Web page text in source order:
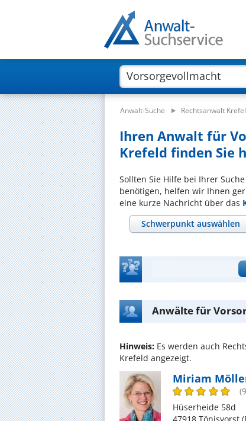
Anwalt-Suche Rechtsanwalt
Ihren Anwalt für
Krefeld finden Sie
Sollten Sie Hilfe bei Ihrer
benötigen, helfen wir Ihnen
eine kurze Nachricht über das
Schwerpunkt auswählen
Anwälte für
Hinweis: Es werden auch
Krefeld angezeigt.
Miriam
Hüserheide 58d